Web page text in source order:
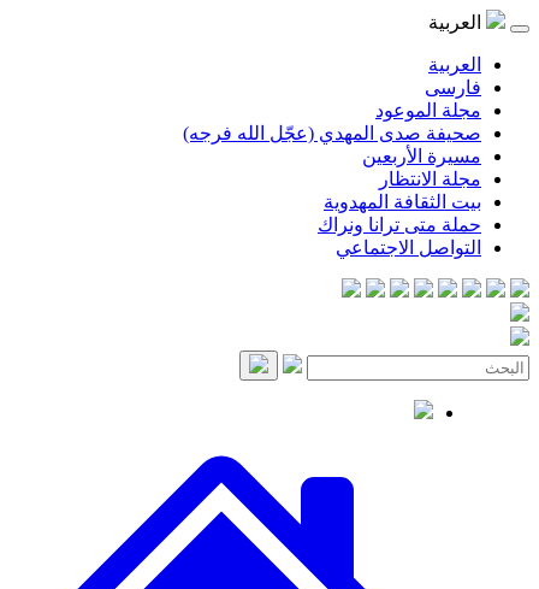
المهدي (عجّل الله فرجه)
المهدوية
ترانا ونراك
الاجتماعي